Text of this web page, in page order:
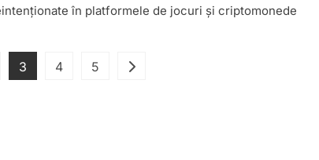
Erori,
în platformele de jocuri și criptomonede
Posts
Page
3 Page
4 Page
5